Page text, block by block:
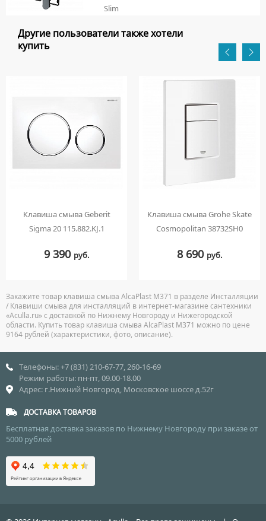
Slim
Другие пользователи также хотели
купить
Клавиша смыва Geberit
Sigma 20 115.882.KJ.1
9 390 руб.
Клавиша смыва Grohe Skate
Cosmopolitan 38732SH0
8 690 руб.
Закажите товар клавиша смыва AlcaPlast M371 в разделе Инсталляции
/ Клавиши смыва для инсталляций в интернет-магазине сантехники
«Aculla.ru» с доставкой по Нижнему Новгороду и Нижегородской
области. Купить товар клавиша смыва AlcaPlast M371 можно по цене
9164 рублей (характеристики, фото, описание).
Телефоны: +7 (831) 210-67-77, 260-16-69
Режим работы: пн-пт, 09.00-18.00
Адрес: г.Нижний Новгород, Московское шоссе д.52г
ДОСТАВКА ТОВАРОВ
Бесплатная доставка заказов по Нижнему Новгороду при заказе от
5000 рублей